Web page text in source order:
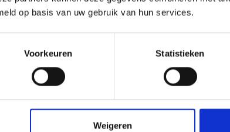
op basis van uw gebruik van hun services.
Voorkeuren Statistieken
Weigeren